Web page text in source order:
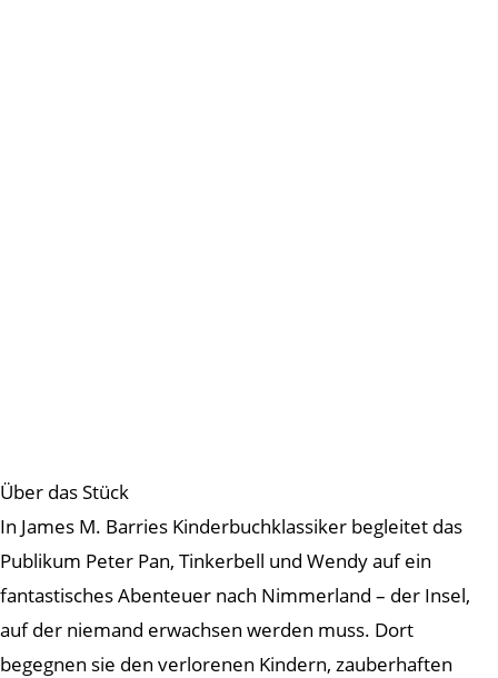
Über das Stück
In James M. Barries Kinderbuchklassiker begleitet das
Publikum Peter Pan, Tinkerbell und Wendy auf ein
fantastisches Abenteuer nach Nimmerland – der Insel,
auf der niemand erwachsen werden muss. Dort
begegnen sie den verlorenen Kindern, zauberhaften